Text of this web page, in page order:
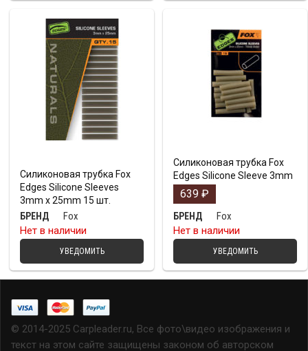
Силиконовая трубка Fox
Edges Silicone Sleeves
3mm x 25mm 15 шт.
БРЕНД
Fox
Нет в наличии
УВЕДОМИТЬ
Силиконовая трубка Fox
Edges Silicone Sleeve 3mm
639 ₽
БРЕНД
Fox
Нет в наличии
УВЕДОМИТЬ
© 2014-2025 Carpleader.ru, Все фото\видео изображения и
текст на этом сайте защищены законом об авторском